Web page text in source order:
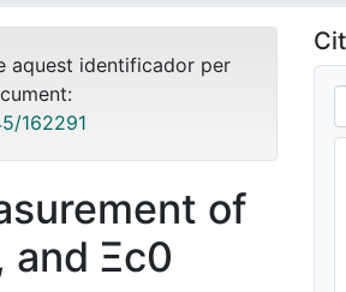
aquest identificador per
162291
of
and Ξc0